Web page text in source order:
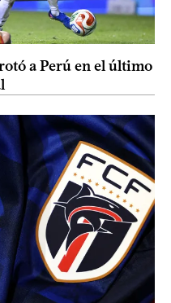
a Perú en el último